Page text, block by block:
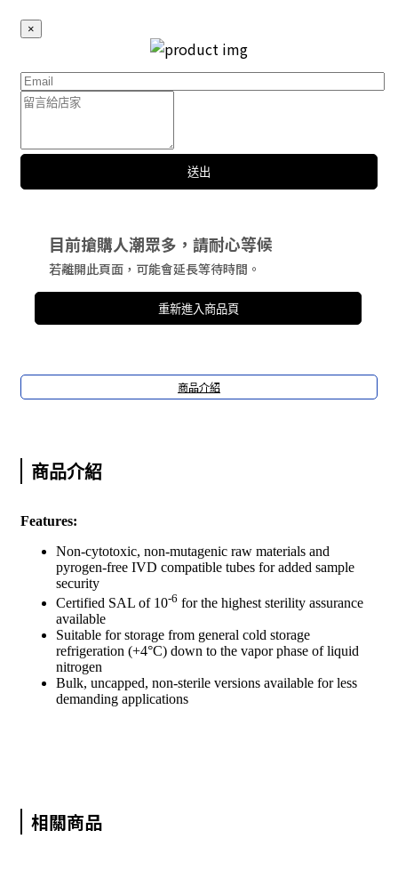
×
送出
目前搶購人潮眾多，請耐心等候
若離開此頁面，可能會延長等待時間。
重新進入商品頁
商品介紹
商品介紹
Features:
Non-cytotoxic, non-mutagenic raw materials and
pyrogen-free IVD compatible tubes for added sample
security
Certified SAL of 10-6 for the highest sterility assurance
available
Suitable for storage from general cold storage
refrigeration (+4°C) down to the vapor phase of liquid
nitrogen
Bulk, uncapped, non-sterile versions available for less
demanding applications
相關商品